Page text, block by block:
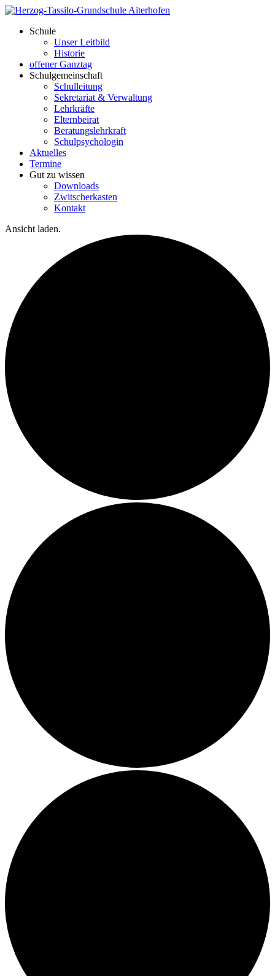
Schule
Unser Leitbild
Historie
offener Ganztag
Schulgemeinschaft
Schulleitung
Sekretariat & Verwaltung
Lehrkräfte
Elternbeirat
Beratungslehrkraft
Schulpsychologin
Aktuelles
Termine
Gut zu wissen
Downloads
Zwitscherkasten
Kontakt
Ansicht laden.